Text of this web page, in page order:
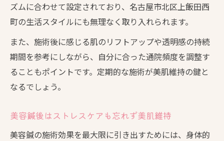
ズムに合わせて設定されており、名古屋市北区上飯田西
町の生活スタイルにも無理なく取り入れられます。
また、施術後に感じる肌のリフトアップや透明感の持続
期間を参考にしながら、自分に合った通院頻度を調整す
ることもポイントです。定期的な施術が美肌維持の鍵と
なるでしょう。
美容鍼後はストレスケアも忘れず美肌維持
美容鍼の施術効果を最大限に引き出すためには、身体的